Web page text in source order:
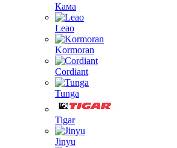
Кама
Leao
Kormoran
Cordiant
Tunga
Tigar
Jinyu